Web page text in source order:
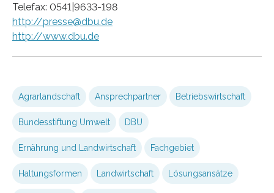
Telefax: 0541|9633-198
http://presse@dbu.de
http://www.dbu.de
Agrarlandschaft Ansprechpartner Betriebswirtschaft
Bundesstiftung Umwelt DBU
Ernährung und Landwirtschaft Fachgebiet
Haltungsformen Landwirtschaft Lösungsansätze